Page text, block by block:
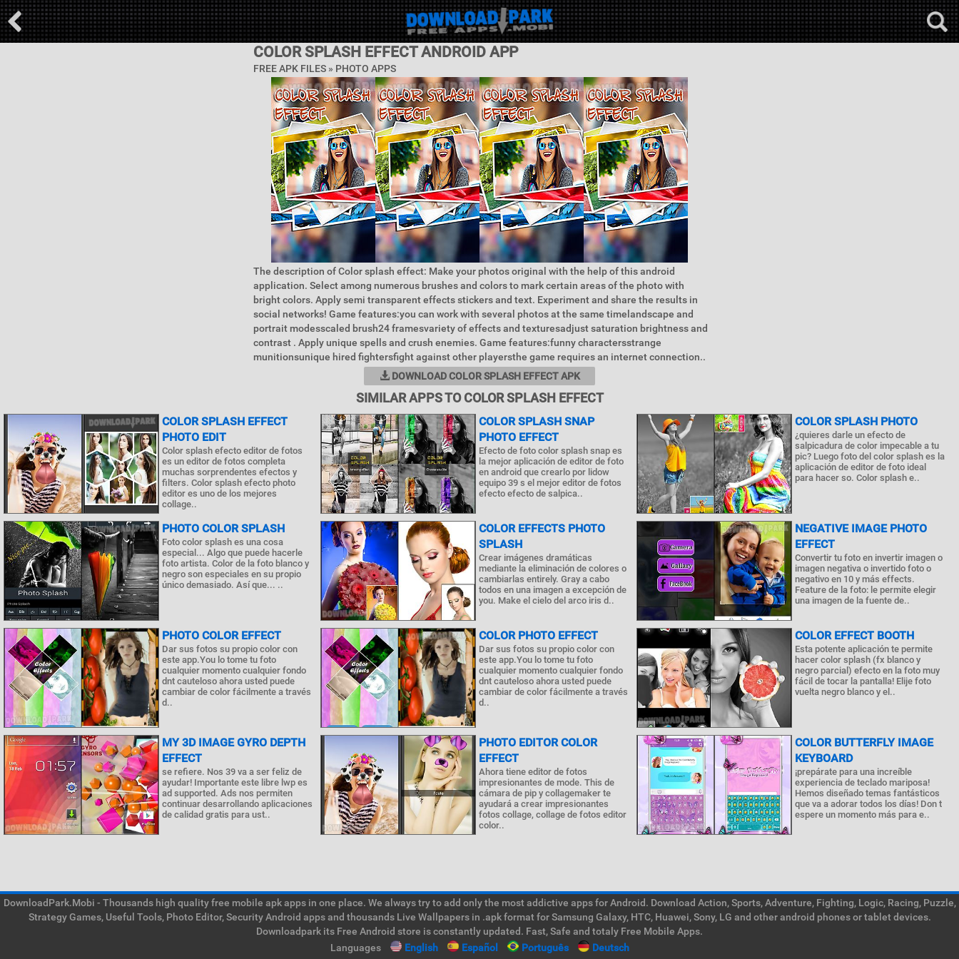
COLOR SPLASH EFFECT ANDROID APP
FREE APK FILES » PHOTO APPS
The description of Color splash effect: Make your photos original with the help of this android
application. Select among numerous brushes and colors to mark certain areas of the photo with
bright colors. Apply semi transparent effects stickers and text. Experiment and share the results in
social networks! Game features:you can work with several photos at the same timelandscape and
portrait modesscaled brush24 framesvariety of effects and texturesadjust saturation brightness and
contrast . Apply unique spells and crush enemies. Game features:funny charactersstrange
munitionsunique hired fightersfight against other playersthe game requires an internet connection..
DOWNLOAD COLOR SPLASH EFFECT APK
SIMILAR APPS TO COLOR SPLASH EFFECT
COLOR SPLASH EFFECT
PHOTO EDIT
Color splash efecto editor de fotos
es un editor de fotos completa
muchas sorprendentes efectos y
filters. Color splash efecto photo
editor es uno de los mejores
collage..
COLOR SPLASH SNAP
PHOTO EFFECT
Efecto de foto color splash snap es
la mejor aplicación de editor de foto
en android que crearlo por lidow
equipo 39 s el mejor editor de fotos
efecto efecto de salpica..
COLOR SPLASH PHOTO
¿quieres darle un efecto de
salpicadura de color impecable a tu
pic? Luego foto del color splash es la
aplicación de editor de foto ideal
para hacer so. Color splash e..
PHOTO COLOR SPLASH
Foto color splash es una cosa
especial... Algo que puede hacerle
foto artista. Color de la foto blanco y
negro son especiales en su propio
único demasiado. Así que... ..
COLOR EFFECTS PHOTO
SPLASH
Crear imágenes dramáticas
mediante la eliminación de colores o
cambiarlas entirely. Gray a cabo
todos en una imagen a excepción de
you. Make el cielo del arco iris d..
NEGATIVE IMAGE PHOTO
EFFECT
Convertir tu foto en invertir imagen o
imagen negativa o invertido foto o
negativo en 10 y más effects.
Feature de la foto: le permite elegir
una imagen de la fuente de..
PHOTO COLOR EFFECT
Dar sus fotos su propio color con
este app.You lo tome tu foto
cualquier momento cualquier fondo
dnt cauteloso ahora usted puede
cambiar de color fácilmente a través
d..
COLOR PHOTO EFFECT
Dar sus fotos su propio color con
este app.You lo tome tu foto
cualquier momento cualquier fondo
dnt cauteloso ahora usted puede
cambiar de color fácilmente a través
d..
COLOR EFFECT BOOTH
Esta potente aplicación te permite
hacer color splash (fx blanco y
negro parcial) efecto en la foto muy
fácil de tocar la pantalla! Elije foto
vuelta negro blanco y el..
MY 3D IMAGE GYRO DEPTH
EFFECT
se refiere. Nos 39 va a ser feliz de
ayudar! Importante este libre lwp es
ad supported. Ads nos permiten
continuar desarrollando aplicaciones
de calidad gratis para ust..
PHOTO EDITOR COLOR
EFFECT
Ahora tiene editor de fotos
impresionantes de mode. This de
cámara de pip y collagemaker te
ayudará a crear impresionantes
fotos collage, collage de fotos editor
color..
COLOR BUTTERFLY IMAGE
KEYBOARD
¡prepárate para una increíble
experiencia de teclado mariposa!
Hemos diseñado temas fantásticos
que va a adorar todos los días! Don t
espere un momento más para e..
DownloadPark.Mobi - Thousands high quality free mobile apk apps in one place. We always try to add only the most addictive apps for Android. Download Action, Sports, Adventure, Fighting, Logic, Racing, Puzzle,
Strategy Games, Useful Tools, Photo Editor, Security Android apps and thousands Live Wallpapers in .apk format for Samsung Galaxy, HTC, Huawei, Sony, LG and other android phones or tablet devices.
Downloadpark its Free Android store is constantly updated. Fast, Safe and totaly Free Mobile Apps.
Languages
English Español Português
Deutsch